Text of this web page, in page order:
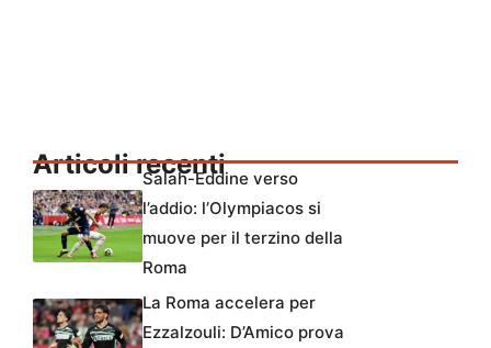
Articoli recenti
Salah-Eddine verso
l’addio: l’Olympiacos si
muove per il terzino della
Roma
La Roma accelera per
Ezzalzouli: D’Amico prova